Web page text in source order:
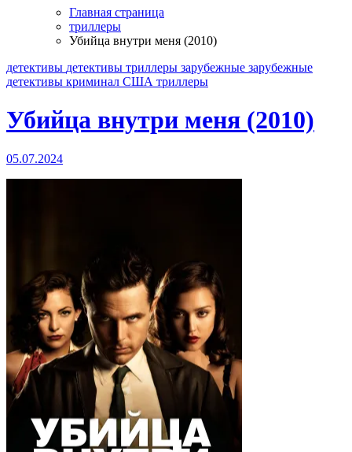
Главная страница
триллеры
Убийца внутри меня (2010)
детективы детективы триллеры зарубежные зарубежные
детективы криминал США триллеры
Убийца внутри меня (2010)
05.07.2024